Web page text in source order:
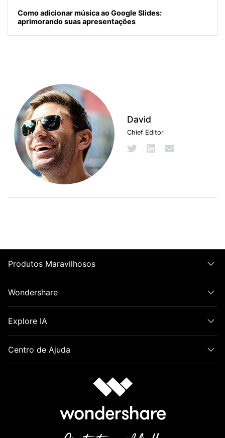
Como adicionar música ao Google Slides:
aprimorando suas apresentações
David
Chief Editor
Produtos Maravilhosos
Wondershare
Explore IA
Centro de Ajuda